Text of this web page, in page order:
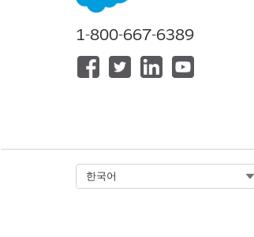
1-800-667-6389
한국어